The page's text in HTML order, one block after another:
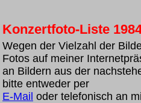
Konzertfoto-Liste
Wegen der Vielzahl der
Fotos auf meiner
an Bildern aus der
bitte entweder per
E-Mail oder telefonisch an